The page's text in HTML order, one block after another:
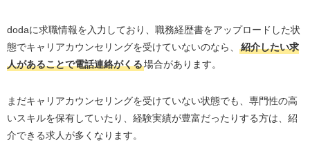
dodaに求職情報を入力しており、職務経歴書をアップロードした状
態でキャリアカウンセリングを受けていないのなら、
紹介したい求
人があることで電話連絡がくる場合があります。
まだキャリアカウンセリングを受けていない状態でも、専門性の高
いスキルを保有していたり、経験実績が豊富だったりする方は、紹
介できる求人が多くなります。